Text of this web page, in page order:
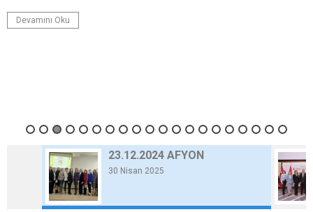
Devamını Oku
23.12.2024 AFYON
30 Nisan 2025